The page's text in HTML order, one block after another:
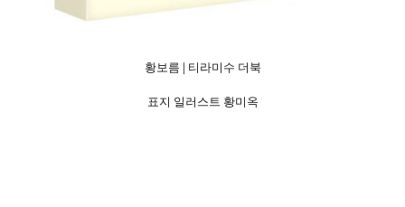
황보름 | 티라미수 더북
표지 일러스트 황미옥